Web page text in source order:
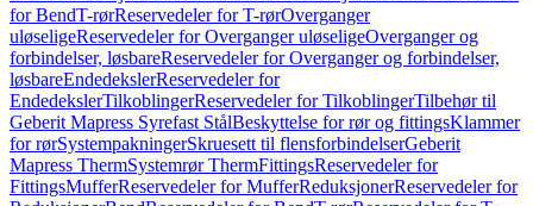
for BendT-rørReservedeler for T-rørOverganger
uløseligeReservedeler for Overganger uløseligeOverganger og
forbindelser, løsbareReservedeler for Overganger og forbindelser,
løsbareEndedekslerReservedeler for
EndedekslerTilkoblingerReservedeler for TilkoblingerTilbehør til
Geberit Mapress Syrefast StålBeskyttelse for rør og fittingsKlammer
for rørSystempakningerSkruesett til flensforbindelserGeberit
Mapress ThermSystemrør ThermFittingsReservedeler for
FittingsMufferReservedeler for MufferReduksjonerReservedeler for